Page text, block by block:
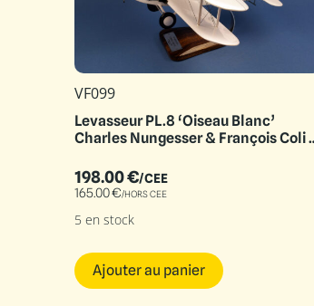
VF099
Levasseur PL.8 ‘Oiseau Blanc’
Charles Nungesser & François Coli
198.00€/CEE
165.00€/HORS CEE
5 en stock
Ajouter au panier